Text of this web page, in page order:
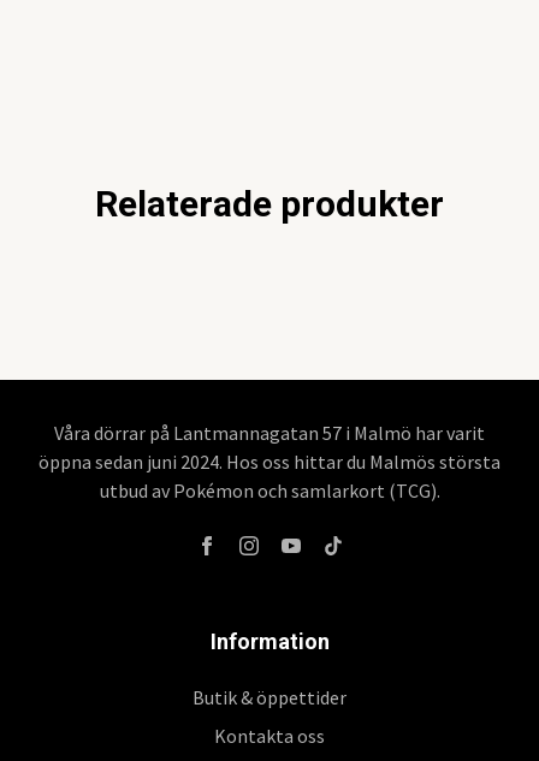
Relaterade produkter
Våra dörrar på Lantmannagatan 57 i Malmö har varit
öppna sedan juni 2024. Hos oss hittar du Malmös största
utbud av Pokémon och samlarkort (TCG).
Information
Butik & öppettider
Kontakta oss